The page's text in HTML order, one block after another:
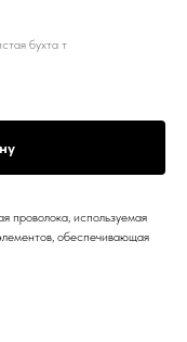
бухта т
проволока, используемая
обеспечивающая